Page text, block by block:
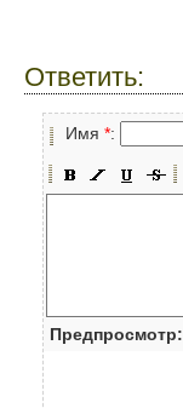
Ответить:
Имя *:
Предпросмотр: